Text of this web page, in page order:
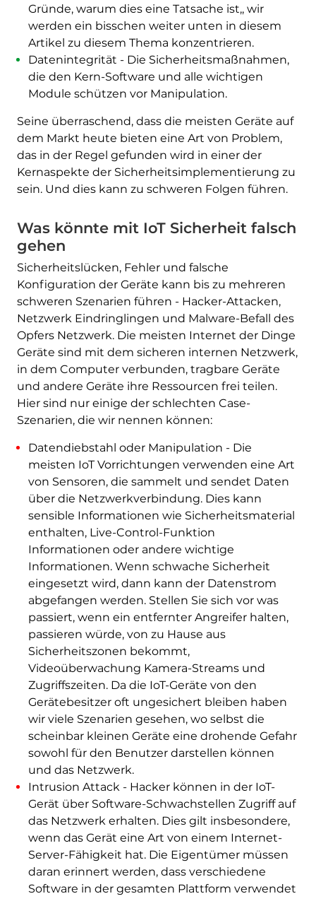
Gründe, warum dies eine Tatsache ist,, wir
werden ein bisschen weiter unten in diesem
Artikel zu diesem Thema konzentrieren.
Datenintegrität - Die Sicherheitsmaßnahmen,
die den Kern-Software und alle wichtigen
Module schützen vor Manipulation.
Seine überraschend, dass die meisten Geräte auf
dem Markt heute bieten eine Art von Problem,
das in der Regel gefunden wird in einer der
Kernaspekte der Sicherheitsimplementierung zu
sein. Und dies kann zu schweren Folgen führen.
Was könnte mit IoT Sicherheit falsch
gehen
Sicherheitslücken, Fehler und falsche
Konfiguration der Geräte kann bis zu mehreren
schweren Szenarien führen - Hacker-Attacken,
Netzwerk Eindringlingen und Malware-Befall des
Opfers Netzwerk. Die meisten Internet der Dinge
Geräte sind mit dem sicheren internen Netzwerk,
in dem Computer verbunden, tragbare Geräte
und andere Geräte ihre Ressourcen frei teilen.
Hier sind nur einige der schlechten Case-
Szenarien, die wir nennen können:
Datendiebstahl oder Manipulation - Die
meisten IoT Vorrichtungen verwenden eine Art
von Sensoren, die sammelt und sendet Daten
über die Netzwerkverbindung. Dies kann
sensible Informationen wie Sicherheitsmaterial
enthalten, Live-Control-Funktion
Informationen oder andere wichtige
Informationen. Wenn schwache Sicherheit
eingesetzt wird, dann kann der Datenstrom
abgefangen werden. Stellen Sie sich vor was
passiert, wenn ein entfernter Angreifer halten,
passieren würde, von zu Hause aus
Sicherheitszonen bekommt,
Videoüberwachung Kamera-Streams und
Zugriffszeiten. Da die IoT-Geräte von den
Gerätebesitzer oft ungesichert bleiben haben
wir viele Szenarien gesehen, wo selbst die
scheinbar kleinen Geräte eine drohende Gefahr
sowohl für den Benutzer darstellen können
und das Netzwerk.
Intrusion Attack - Hacker können in der IoT-
Gerät über Software-Schwachstellen Zugriff auf
das Netzwerk erhalten. Dies gilt insbesondere,
wenn das Gerät eine Art von einem Internet-
Server-Fähigkeit hat. Die Eigentümer müssen
daran erinnert werden, dass verschiedene
Software in der gesamten Plattform verwendet